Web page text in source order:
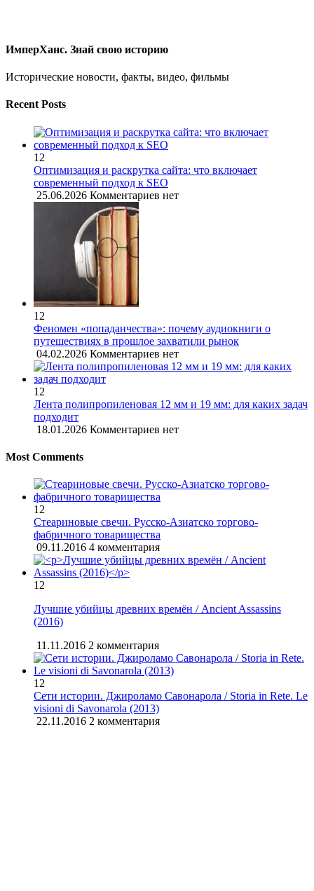
ИмперХанс. Знай свою историю
Исторические новости, факты, видео, фильмы
Recent Posts
12
Оптимизация и раскрутка сайта: что включает
современный подход к SEO
25.06.2026 Комментариев нет
12
Феномен «попаданчества»: почему аудиокниги о
путешествиях в прошлое захватили рынок
04.02.2026 Комментариев нет
12
Лента полипропиленовая 12 мм и 19 мм: для каких задач
подходит
18.01.2026 Комментариев нет
Most Comments
12
Стеариновые свечи. Русско-Азиатско торгово-
фабричного товарищества
09.11.2016 4 комментария
12
Лучшие убийцы древних времён / Ancient Assassins
(2016)
11.11.2016 2 комментария
12
Сети истории. Джироламо Савонарола / Storia in Rete. Le
visioni di Savonarola (2013)
22.11.2016 2 комментария